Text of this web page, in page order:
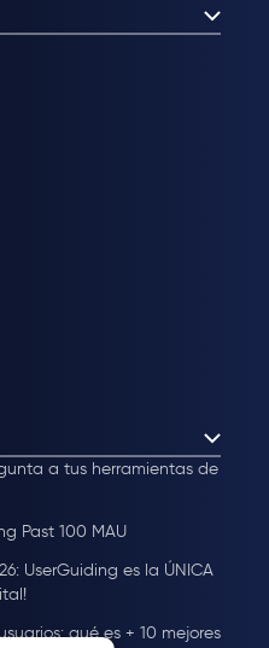
a tus herramientas de
Past 100 MAU
UserGuiding es la ÚNICA
qué es + 10 mejores